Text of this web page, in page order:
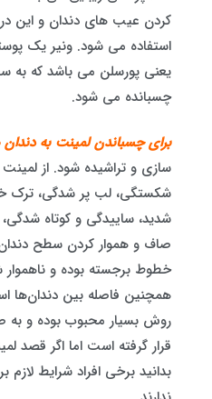
کردن عیب های دندان و این
استفاده می‌ شود. ونیر یک
یعنی پورسلن می باشد که به
چسبانده می‌ شود.
برای چسباندن لمینت به دندان
سازی و تراشیده شود. از
شکستگی، لب پر شدگی، ترک
شدید، ساییدگی و کوتاه شدگی،
صاف و هموار کردن سطح دندان
خطوط برجسته بوده و
همچنین فاصله بین دندان‌ها
روش بسیار محبوب بوده و به
قرار گرفته است اما اگر قصد
بدانید برخی افراد شرایط لازم